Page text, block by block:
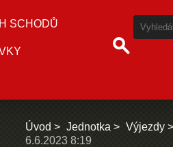
SCHODŮ
Úvod Jednotka Výjezdy
6.6.2023 8:19